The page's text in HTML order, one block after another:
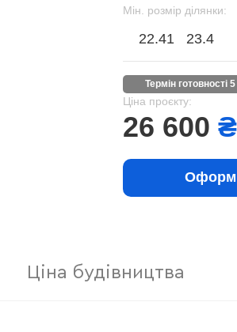
Мін. розмір ділянки:
22.41 23.4
термін готовності
Ціна проєкту:
26 600 ₴
Ціна будівництва